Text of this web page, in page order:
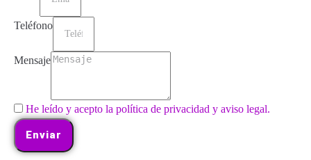
Teléfono
Mensaje
He leído y acepto la política de privacidad y aviso legal.
Enviar